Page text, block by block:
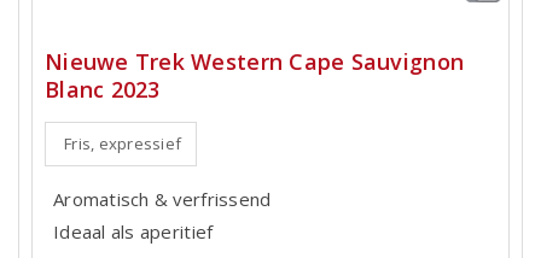
Nieuwe Trek Western Cape Sauvignon
Blanc 2023
Fris, expressief
Aromatisch & verfrissend
Ideaal als aperitief